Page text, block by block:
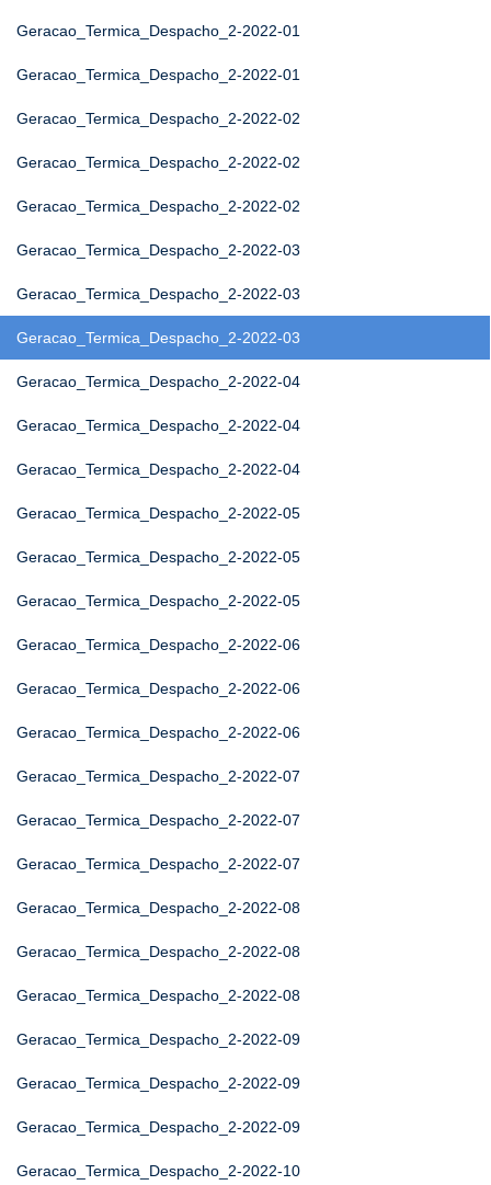
Geracao_Termica_Despacho_2-2022-01
Geracao_Termica_Despacho_2-2022-01
Geracao_Termica_Despacho_2-2022-02
Geracao_Termica_Despacho_2-2022-02
Geracao_Termica_Despacho_2-2022-02
Geracao_Termica_Despacho_2-2022-03
Geracao_Termica_Despacho_2-2022-03
Geracao_Termica_Despacho_2-2022-03
Geracao_Termica_Despacho_2-2022-04
Geracao_Termica_Despacho_2-2022-04
Geracao_Termica_Despacho_2-2022-04
Geracao_Termica_Despacho_2-2022-05
Geracao_Termica_Despacho_2-2022-05
Geracao_Termica_Despacho_2-2022-05
Geracao_Termica_Despacho_2-2022-06
Geracao_Termica_Despacho_2-2022-06
Geracao_Termica_Despacho_2-2022-06
Geracao_Termica_Despacho_2-2022-07
Geracao_Termica_Despacho_2-2022-07
Geracao_Termica_Despacho_2-2022-07
Geracao_Termica_Despacho_2-2022-08
Geracao_Termica_Despacho_2-2022-08
Geracao_Termica_Despacho_2-2022-08
Geracao_Termica_Despacho_2-2022-09
Geracao_Termica_Despacho_2-2022-09
Geracao_Termica_Despacho_2-2022-09
Geracao_Termica_Despacho_2-2022-10